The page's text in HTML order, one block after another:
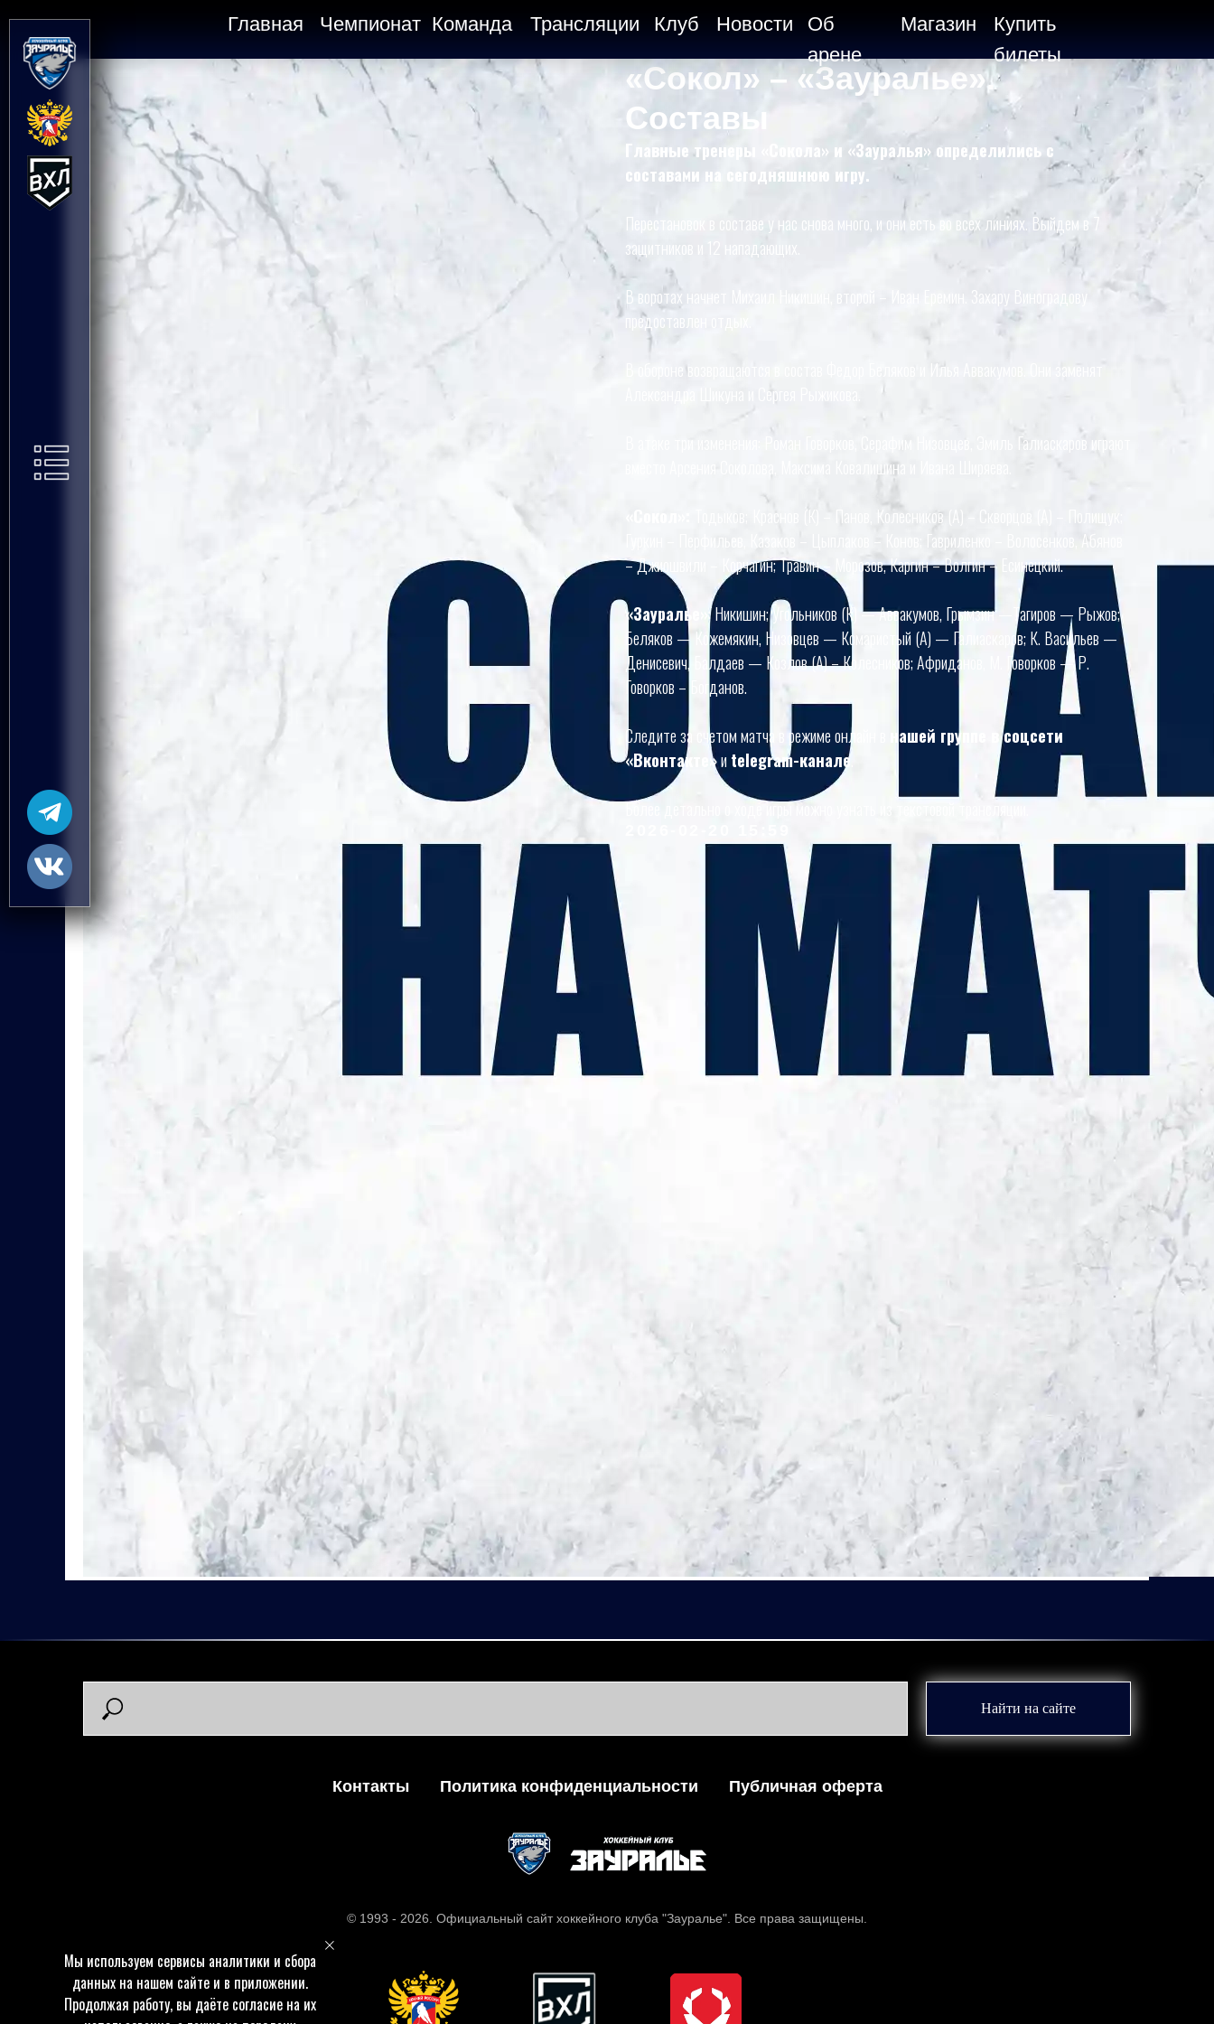
Главная Чемпионат Команда Трансляции Клуб Новости
Об
арене
Магазин
Купить
билеты
Мы используем сервисы аналитики и сбора
данных на нашем сайте и в приложении.
Продолжая работу, вы даёте согласие на их
«Сокол» – «Зауралье».
Составы
Главные тренеры «Сокола» и «Зауралья» определились с
составами на сегодняшнюю игру.
Перестановок в составе у нас снова много, и они есть во всех линиях. Выйдем в 7
защитников и 12 нападающих.
В воротах начнет Михаил Никишин, второй – Иван Еремин. Захару Виноградову
предоставлен отдых.
В обороне возвращаются в состав Федор Беляков и Илья Аввакумов. Они заменят
Александра Шикуна и Сергея Рыжикова.
В атаке три изменения: Роман Говорков, Серафим Низовцев, Эмиль Галиаскаров играют
вместо Арсения Соколова, Максима Ковалишина и Ивана Ширяева.
Тодыков;
Краснов (К) – Панов, Колесников (А) – Скворцов (А) – Полищук;
Гуркин – Перфильев, Казаков – Цыплаков – Конов; Гавриленко – Волосенков, Абянов
– Джиошвили – Корчагин; Травин – Морозов, Каргин – Волгин – Есинецкий.
«Зауралье» : Никишин; Угольников (К) — Аввакумов, Грымзин —Тагиров — Рыжов;
Беляков — Кожемякин, Низовцев — Комаристый (А) — Галиаскаров; К. Васильев —
Денисевич, Балдаев — Козлов (А) – Колесников; Африданов, М. Говорков — Р.
Говорков – Богданов.
Следите за счетом матча в режиме онлайн в
нашей группе в соцсети
«Вконтакте»и telegram-канале
Более детально о ходе игры можно узнать из текстовой трансляции.
Найти на сайте
Контакты Политика конфиденциальности Публичная оферта
© 1993 - 2026. Официальный сайт хоккейного клуба "Зауралье". Все права защищены.